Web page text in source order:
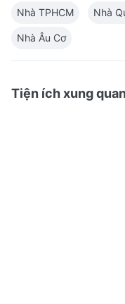
Nhà TPHCM
Nhà
Nhà Âu Cơ
Tiện ích xung